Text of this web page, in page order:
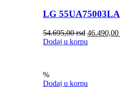
LG 55UA75003LA
54.695,00rsd 46.490,00
Dodaj u korpu
%
Dodaj u korpu